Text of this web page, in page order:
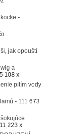
-
jak opouští
a
108 x
pitím vody
- 111 673
223 x